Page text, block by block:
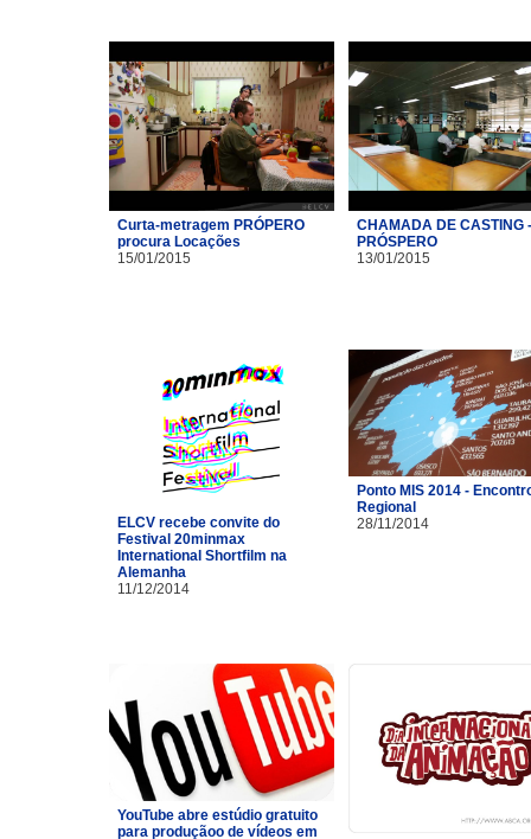
Curta-metragem PRÓPERO
procura Locações
15/01/2015
CHAMADA DE CASTING -
PRÓSPERO
13/01/2015
ELCV recebe convite do
Festival 20minmax
International Shortfilm na
Alemanha
11/12/2014
Ponto MIS 2014 -
Regional
28/11/2014
YouTube abre estúdio gratuito
para produçãoo de vídeos em